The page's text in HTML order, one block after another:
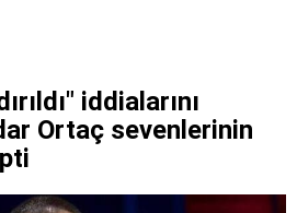
iddialarını
Ortaç sevenlerinin